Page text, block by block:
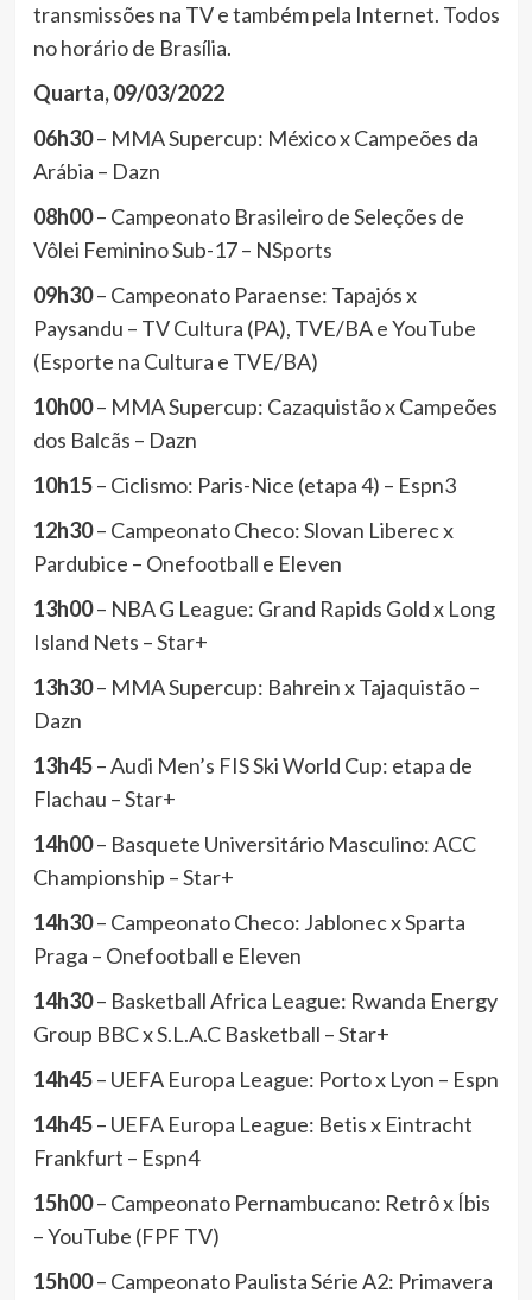
transmissões na TV e também pela Internet. Todos
no horário de Brasília.
Quarta, 09/03/2022
06h30– MMA Supercup: México x Campeões da
Arábia – Dazn
08h00– Campeonato Brasileiro de Seleções de
Vôlei Feminino Sub-17 – NSports
09h30– Campeonato Paraense: Tapajós x
Paysandu – TV Cultura (PA), TVE/BA e YouTube
(Esporte na Cultura e TVE/BA)
10h00– MMA Supercup: Cazaquistão x Campeões
dos Balcãs – Dazn
10h15– Ciclismo: Paris-Nice (etapa 4) – Espn3
12h30– Campeonato Checo: Slovan Liberec x
Pardubice – Onefootball e Eleven
13h00– NBA G League: Grand Rapids Gold x Long
Island Nets – Star+
13h30– MMA Supercup: Bahrein x Tajaquistão –
Dazn
13h45– Audi Men’s FIS Ski World Cup: etapa de
Flachau – Star+
14h00– Basquete Universitário Masculino: ACC
Championship – Star+
14h30– Campeonato Checo: Jablonec x Sparta
Praga – Onefootball e Eleven
14h30– Basketball Africa League: Rwanda Energy
Group BBC x S.L.A.C Basketball – Star+
14h45– UEFA Europa League: Porto x Lyon – Espn
14h45– UEFA Europa League: Betis x Eintracht
Frankfurt – Espn4
15h00– Campeonato Pernambucano: Retrô x Íbis
– YouTube (FPF TV)
15h00– Campeonato Paulista Série A2: Primavera